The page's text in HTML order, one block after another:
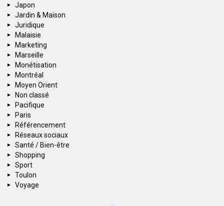
Japon
Jardin & Maison
Juridique
Malaisie
Marketing
Marseille
Monétisation
Montréal
Moyen Orient
Non classé
Pacifique
Paris
Référencement
Réseaux sociaux
Santé / Bien-être
Shopping
Sport
Toulon
Voyage